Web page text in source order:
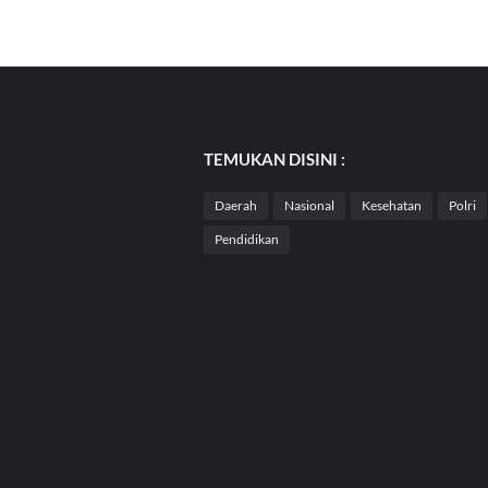
TEMUKAN DISINI :
Daerah Nasional Kesehatan Polri
Pendidikan